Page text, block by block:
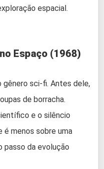
espacial.
Espaço (1968)
gênero sci-fi. Antes dele,
de borracha.
e o silêncio
é menos sobre uma
passo da evolução